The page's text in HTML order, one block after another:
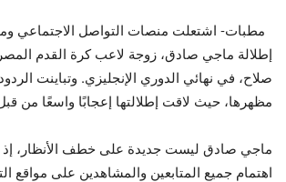
مطبات- اشتعلت منصات التواصل الاجتماعي
إطلالة ماجي صادق، زوجة لاعب كرة القدم
صلاح، في نهائي الدوري الإنجليزي. وتباينت
مظهرها، حيث لاقت إطلالتها إعجابًا واسعًا من
ماجي صادق ليست جديدة على خطف الأنظار،
اهتمام جميع المتابعين والمشاهدين على مواقع